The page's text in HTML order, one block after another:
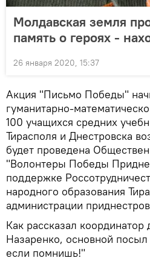
Молдавская земля
память о героях -
26 января 2020, 15:37
Акция "Письмо Победы"
гуманитарно-
100 учащихся средних
Тирасполя и Днестровска
будет проведена
"Волонтеры Победы
поддержке
народного образования
администрации
Как рассказал
Назаренко, основной
если помнишь!"